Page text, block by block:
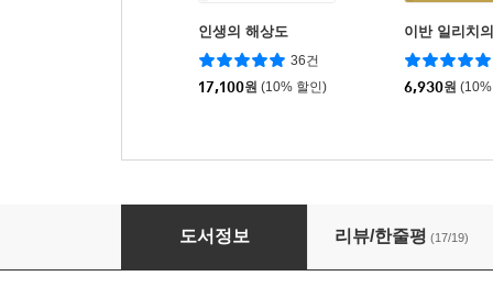
인생의 해상도
36건
17,100원 (10% 할인)
이반 일리치
6,930원
지상의 양식·새 양식
도서정보 리뷰/한줄평 (17/19)